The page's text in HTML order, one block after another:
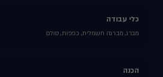
כלי עבודה
מברג, מברגה חשמלית, כפפות, סולם
הכנה